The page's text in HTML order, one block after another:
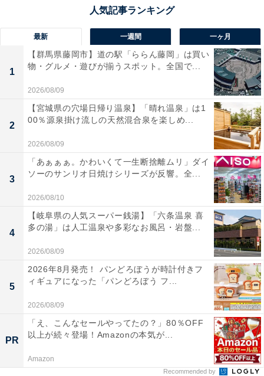
最新 一週間 一ヶ月
1
【群馬県藤岡市】道の駅「ららん藤岡」は買い
物・グルメ・遊びが揃うスポット。全国で...
2026/08/09
2
【宮城県の穴場日帰り温泉】「晴れ温泉」は1
00％源泉掛け流しの天然混合泉を楽しめ...
2026/08/09
3
「あぁぁぁ。かわいくて一生断捨離ムリ」ダイ
ソーのサンリオ日焼けシリーズが反響。全...
2026/08/10
4
【岐阜県の人気スーパー銭湯】「六条温泉 喜
多の湯」は人工温泉や多彩なお風呂・岩盤...
2026/08/09
5
2026年8月発売！ パンどろぼうが時計付きフ
ィギュアになった「パンどろぼう フ...
2026/08/09
PR
「え、こんなセールやってたの？」80％OFF
以上が続々登場！Amazonの本気が...
Amazon
Recommended by